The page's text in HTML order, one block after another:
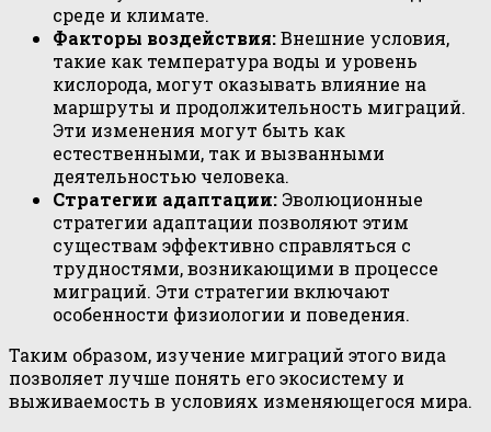
среде и климате.
Факторы воздействия:Внешние условия,
такие как температура воды и уровень
кислорода, могут оказывать влияние на
маршруты и продолжительность миграций.
Эти изменения могут быть как
естественными, так и вызванными
деятельностью человека.
Стратегии адаптации: Эволюционные
стратегии адаптации позволяют этим
существам эффективно справляться с
трудностями, возникающими в процессе
миграций. Эти стратегии включают
особенности физиологии и поведения.
Таким образом, изучение миграций этого вида
позволяет лучше понять его экосистему и
выживаемость в условиях изменяющегося мира.